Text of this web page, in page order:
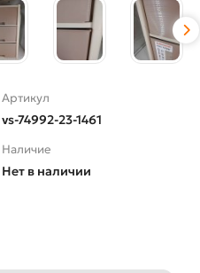
Артикул
vs-74992-23-1461
Наличие
Нет в наличии